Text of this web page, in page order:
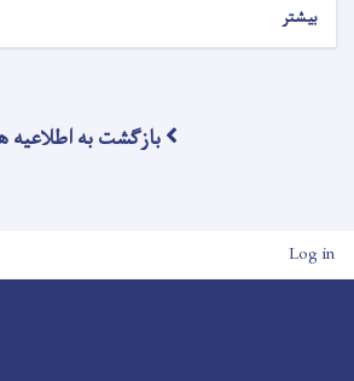
بیشتر
بازگشت به اطلاعیه
User account menu
Log in